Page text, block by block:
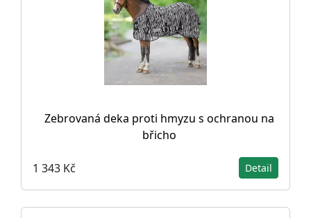
Zebrovaná deka proti hmyzu s ochranou na
břicho
1 343 Kč Detail